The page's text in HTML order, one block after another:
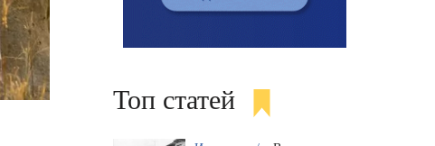
Топ статей